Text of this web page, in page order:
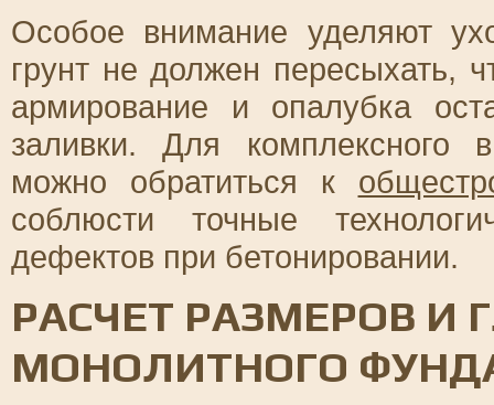
Особое внимание уделяют
грунт не должен пересыхать,
армирование и опалубка
заливки. Для комплексного
можно обратиться к
соблюсти точные
дефектов при бетонировании.
РАСЧЕТ РАЗМЕРОВ И
МОНОЛИТНОГО